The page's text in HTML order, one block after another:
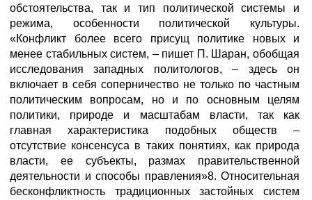
обстоятельства, так и тип политической системы и
режима, особенности политической культуры.
«Конфликт более всего присущ политике новых и
менее стабильных систем, – пишет П. Шаран, обобщая
исследования западных политологов, – здесь он
включает в себя соперничество не только по частным
политическим вопросам, но и по основным целям
политики, природе и масштабам власти, так как
главная характеристика подобных обществ –
отсутствие консенсуса в таких понятиях, как природа
власти, ее субъекты, размах правительственной
деятельности и способы правления»8. Относительная
бесконфликтность традиционных застойных систем